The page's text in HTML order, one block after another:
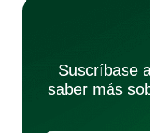
Suscríbase
saber más